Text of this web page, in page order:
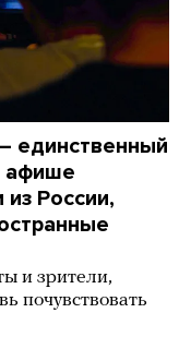
единственный
афише
из России,
и зрители,
почувствовать